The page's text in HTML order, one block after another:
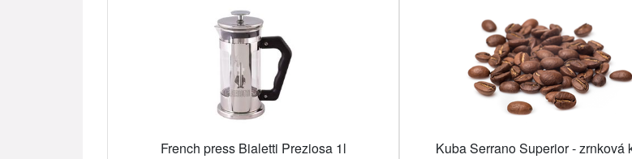
French press Bialetti Preziosa 1l
Kuba Serrano Superior - zrnková